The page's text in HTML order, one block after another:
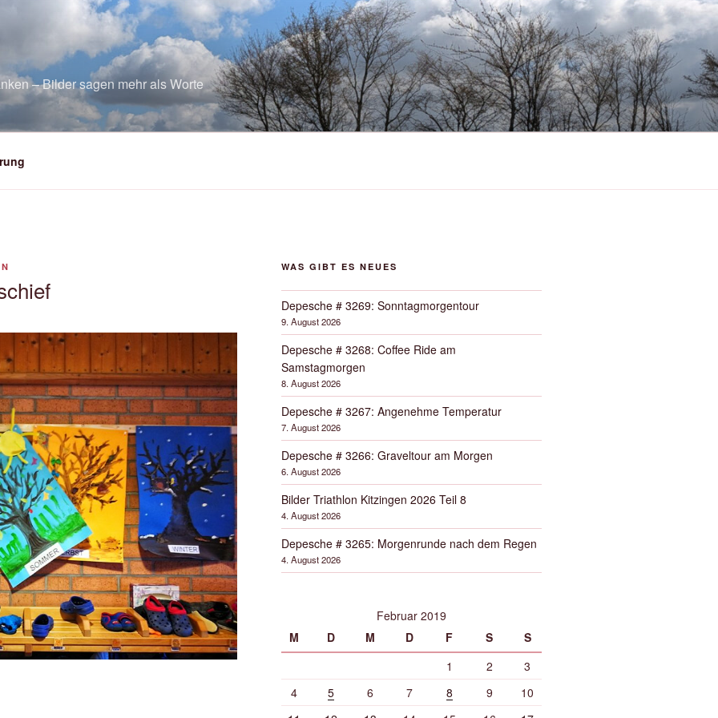
– Bilder sagen mehr als Worte
WAS GIBT ES NEUES
Depesche # 3269: Sonntagmorgentour
9. August 2026
Depesche # 3268: Coffee Ride am
Samstagmorgen
8. August 2026
Depesche # 3267: Angenehme Temperatur
7. August 2026
Depesche # 3266: Graveltour am Morgen
6. August 2026
Bilder Triathlon Kitzingen 2026 Teil 8
4. August 2026
Depesche # 3265: Morgenrunde nach dem Regen
4. August 2026
Februar 2019
M
D M D F S
S
1
2
3
4
5 6 7 8 9
10